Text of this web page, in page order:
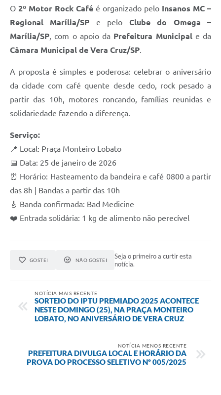
O 2º Motor Rock Café é organizado pelo Insanos MC –
Regional Marília/SP e pelo Clube do Omega –
Marília/SP , com o apoio da Prefeitura Municipal e da
Câmara Municipal de Vera Cruz/SP
A proposta é simples e poderosa: celebrar o aniversário
da cidade com café quente desde cedo, rock pesado a
partir das 10h, motores roncando, famílias reunidas e
solidariedade fazendo a diferença.
Serviço:
📍 Local: Praça Monteiro Lobato
📅 Data: 25 de janeiro de 2026
⏰ Horário: Hasteamento da bandeira e café 0800 a partir
das 8h | Bandas a partir das 10h
🎸 Banda confirmada: Bad Medicine
❤️ Entrada solidária: 1 kg de alimento não perecível
GOSTEI NÃO GOSTEI
Seja o primeiro a curtir esta
notícia.
NOTÍCIA MAIS RECENTE
SORTEIO DO IPTU PREMIADO 2025 ACONTECE
NESTE DOMINGO (25), NA PRAÇA MONTEIRO
LOBATO, NO ANIVERSÁRIO DE VERA CRUZ
NOTÍCIA MENOS RECENTE
PREFEITURA DIVULGA LOCAL E HORÁRIO DA
PROVA DO PROCESSO SELETIVO Nº 005/2025